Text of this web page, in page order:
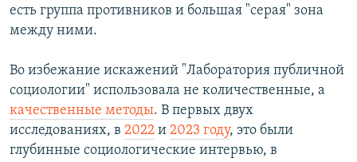
есть группа противников и большая "серая" зона
между ними.
Во избежание искажений "Лаборатория публичной
социологии" использовала не количественные, а
качественные методы. В первых двух
исследованиях, в 2022 и 2023 году, это были
глубинные социологические интервью, в